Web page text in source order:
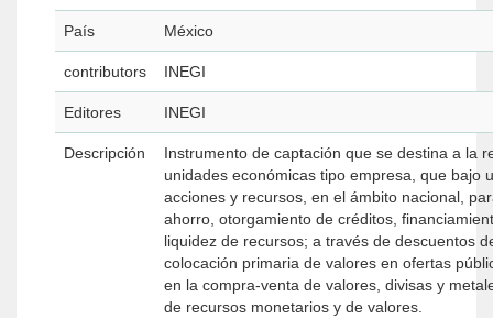
País México
contributors INEGI
Editores INEGI
Descripción
Instrumento de captación que se destina a la
unidades económicas tipo empresa, que bajo
acciones y recursos, en el ámbito nacional,
ahorro, otorgamiento de créditos,
liquidez de recursos; a través de descuentos
colocación primaria de valores en ofertas
en la compra-venta de valores, divisas y
de recursos monetarios y de valores.